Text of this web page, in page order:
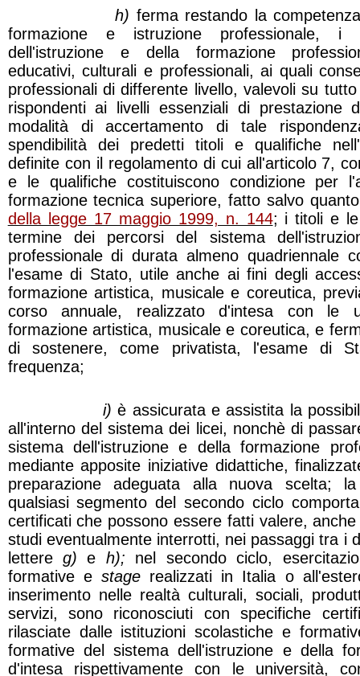
h) ferma restando la
formazione e istruzione professionale, i
dell'istruzione e della formazione
educativi, culturali e professionali, ai quali
professionali di differente livello, valevoli su
rispondenti ai livelli essenziali di
modalità di accertamento di tale
spendibilità dei predetti titoli e qualifiche
definite con il regolamento di cui all'articolo 7,
e le qualifiche costituiscono condizione per
formazione tecnica superiore, fatto salvo
della legge 17 maggio 1999, n. 144; i titoli e le
termine dei percorsi del sistema
professionale di durata almeno quadriennale
l'esame di Stato, utile anche ai fini degli
formazione artistica, musicale e coreutica,
corso annuale, realizzato d'intesa con le
formazione artistica, musicale e coreutica, e
di sostenere, come privatista, l'esame di
frequenza;
i) è assicurata e assistita la
all'interno del sistema dei licei, nonchè di
sistema dell'istruzione e della formazione
mediante apposite iniziative didattiche,
preparazione adeguata alla nuova scelta;
qualsiasi segmento del secondo ciclo
certificati che possono essere fatti valere,
studi eventualmente interrotti, nei passaggi tra i
lettereg) e h); nel secondo ciclo,
formative e stagerealizzati in Italia o
inserimento nelle realtà culturali, sociali,
servizi, sono riconosciuti con specifiche
rilasciate dalle istituzioni scolastiche e
formative del sistema dell'istruzione e della
d'intesa rispettivamente con le università,